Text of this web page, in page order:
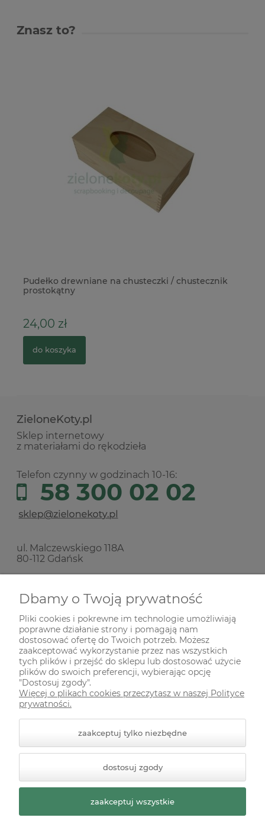
Znasz to?
Pudełko drewniane na chusteczki / chustecznik
prostokątny
24,00 zł
do koszyka
ZieloneKoty.pl
Sklep internetowy
z materiałami do rękodzieła
Telefon czynny w godzinach 10-16:
58 300 02 02
ul. Malczewskiego 118A
80-112 Gdańsk
SKŁADANIE ZAMÓWIEŃ
INFORMACJE
ODWIEDŹ NAS NA
© 2026 zielonekoty.pl. Wszelkie prawa zastrzeżone.
Dbamy o Twoją prywatność
Pliki cookies i pokrewne im technologie umożliwiają
poprawne działanie strony i pomagają nam
dostosować ofertę do Twoich potrzeb. Możesz
zaakceptować wykorzystanie przez nas wszystkich
tych plików i przejść do sklepu lub dostosować użycie
plików do swoich preferencji, wybierając opcję
"Dostosuj zgody".
Więcej o plikach cookies przeczytasz w naszej Polityce
prywatności.
zaakceptuj tylko niezbędne
dostosuj zgody
zaakceptuj wszystkie